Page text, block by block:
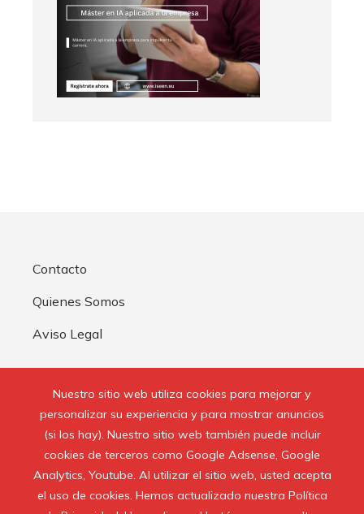
Nuestro sitio web utiliza cookies para mejorar y
personalizar su experiencia y para mostrar anuncios
(si los hay). Nuestro sitio web también puede incluir
cookies de terceros como Google Adsense, Google
Analytics, Youtube. Al utilizar el sitio web, usted acepta
el uso de cookies. Hemos actualizado nuestra Política
Contacto
Quienes Somos
Aviso Legal
© 2020 Todos los derechos reservados.